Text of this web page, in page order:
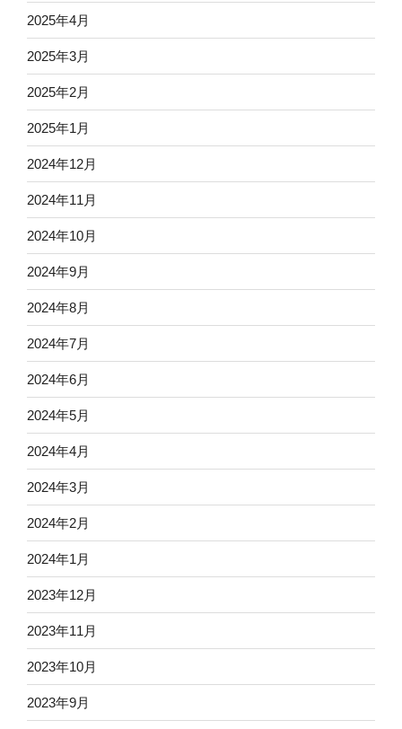
2025年4月
2025年3月
2025年2月
2025年1月
2024年12月
2024年11月
2024年10月
2024年9月
2024年8月
2024年7月
2024年6月
2024年5月
2024年4月
2024年3月
2024年2月
2024年1月
2023年12月
2023年11月
2023年10月
2023年9月